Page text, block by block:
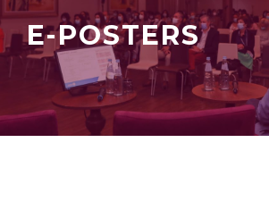
E-POSTERS